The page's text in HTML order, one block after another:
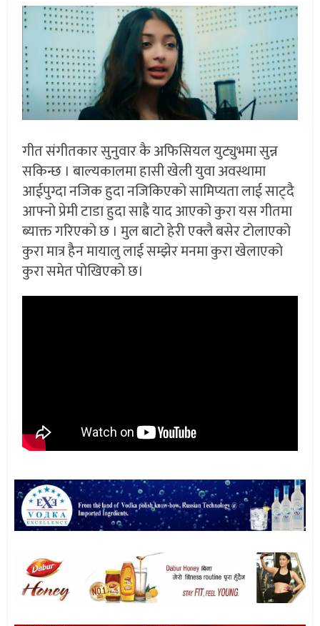
गीत संगीतकार सुनुवार कै अफिसियल युट्युभमा सुन्न
सकिन्छ । बाल्यकालमा हासी खेली युवा अवस्थामा
आईपुग्दा नजिक हुदा नजिकिएको सामिप्यता लाई साट्दै
आफ्नो प्रेमी टाडा हुदा साह्रै याद आएको कुरा यस गीतमा
ब्याक्त गरिएको छ । मुल बाटो हेरी एक्लै बसेर टोलाएको
कुरा मात्र हैन मायालु लाई सम्झेर मनमा कुरा खेलाएको
कुरा समेत पोखिएको छ।